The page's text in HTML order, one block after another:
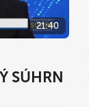
21:40
SÚHRN